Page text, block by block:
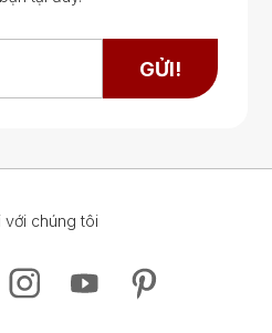
GỬI!
với chúng tôi